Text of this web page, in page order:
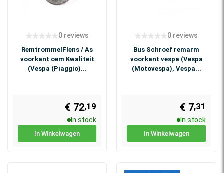
0 reviews
RemtrommelFlens / As
voorkant oem Kwaliteit
(Vespa (Piaggio)...
€ 72,19
In stock
In Winkelwagen
0 reviews
Bus Schroef remarm
voorkant vespa (Vespa
(Motovespa), Vespa...
€ 7,31
In stock
In Winkelwagen